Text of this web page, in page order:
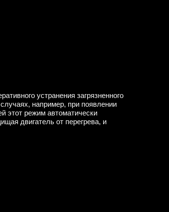
устранения загрязненного
например, при появлении
этот режим автоматически
двигатель от перегрева, и